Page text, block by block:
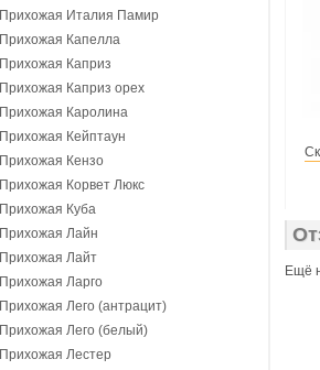
Прихожая Италия Памир
Прихожая Капелла
Прихожая Каприз
Прихожая Каприз орех
Прихожая Каролина
Прихожая Кейптаун
Прихожая Кензо
Прихожая Корвет Люкс
Прихожая Куба
Прихожая Лайн
Прихожая Лайт
Прихожая Ларго
Прихожая Лего (антрацит)
Прихожая Лего (белый)
Прихожая Лестер
Ещё